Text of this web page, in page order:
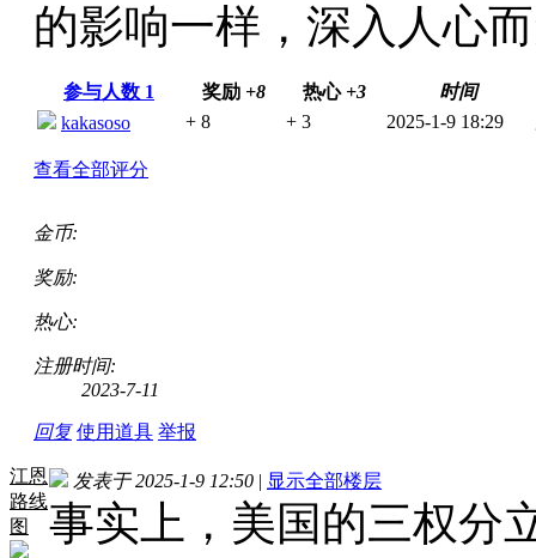
的影响一样，深入人心
参与人数 1 奖励 +8 热心 +3
时间
kakasoso
+ 8 + 3 2025-1-9 18:29
查看全部评分
金币:
奖励:
热心:
注册时间:
2023-7-11
回复 使用道具 举报
江恩
路线
图
发表于 2025-1-9 12:50 | 显示全部楼层
事实上，美国的三权分